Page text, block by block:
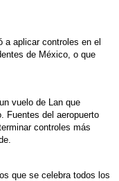
a aplicar controles en el
de México, o que
vuelo de Lan que
Fuentes del aeropuerto
controles más
que se celebra todos los